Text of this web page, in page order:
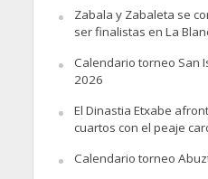
Zabala y Zabaleta se
ser finalistas en La
Calendario torneo San
2026
El Dinastia Etxabe
cuartos con el peaje
Calendario torneo